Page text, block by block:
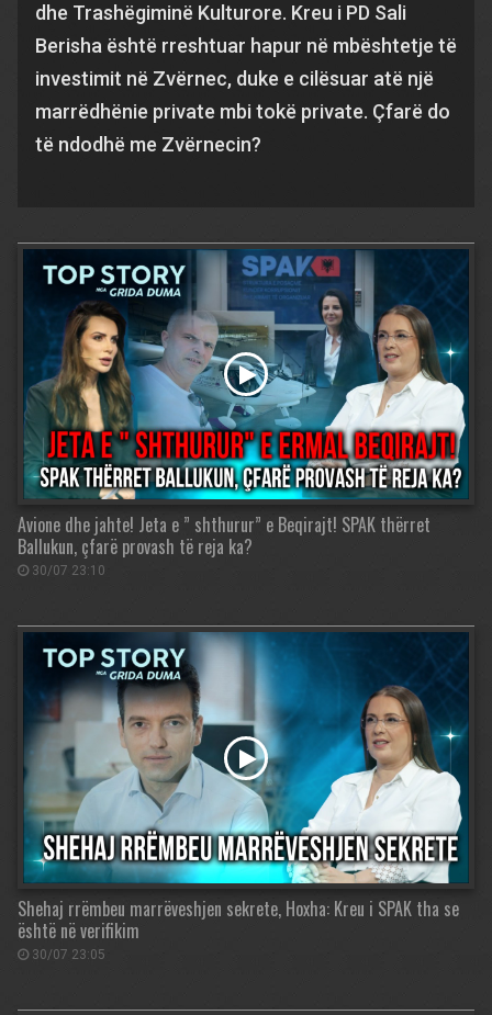
dhe Trashëgiminë Kulturore. Kreu i PD Sali
Berisha është rreshtuar hapur në mbështetje të
investimit në Zvërnec, duke e cilësuar atë një
marrëdhënie private mbi tokë private. Çfarë do
të ndodhë me Zvërnecin?
Avione dhe jahte! Jeta e ” shthurur” e Beqirajt! SPAK thërret
Ballukun, çfarë provash të reja ka?
30/07 23:10
Shehaj rrëmbeu marrëveshjen sekrete, Hoxha: Kreu i SPAK tha se
është në verifikim
30/07 23:05